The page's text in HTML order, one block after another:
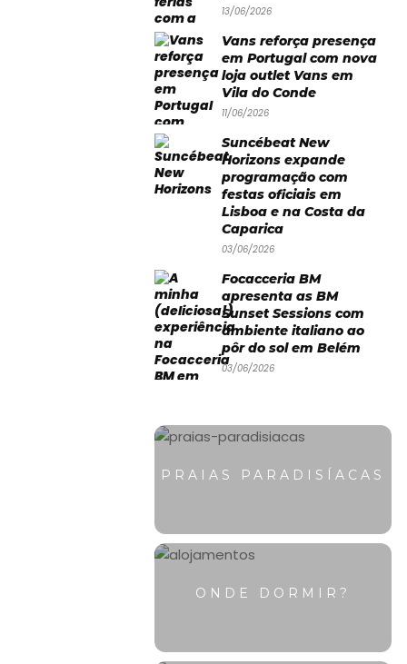
13/06/2026
Vans reforça presença
em Portugal com nova
loja outlet Vans em
Vila do Conde
11/06/2026
Suncébeat New
Horizons expande
programação com
festas oficiais em
Lisboa e na Costa da
Caparica
03/06/2026
Focacceria BM
apresenta as BM
Sunset Sessions com
ambiente italiano ao
pôr do sol em Belém
03/06/2026
PRAIAS PARADISÍACAS
ONDE DORMIR?